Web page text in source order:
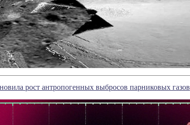
рост антропогенных выбросов парниковых газов